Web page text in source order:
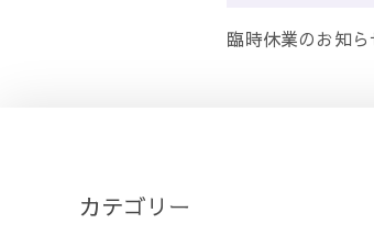
臨時休業のお知ら
カテゴリー